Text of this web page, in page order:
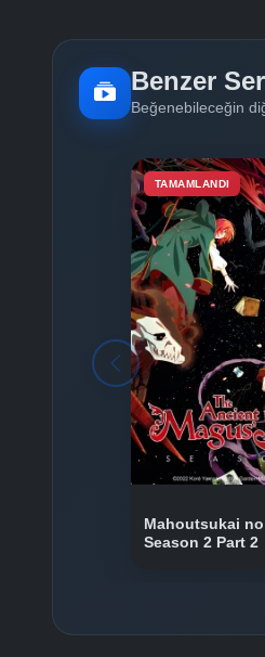
Benzer
Beğenebileceğin
TAMAMLANDI
Mahoutsukai no
Season 2 Part 2